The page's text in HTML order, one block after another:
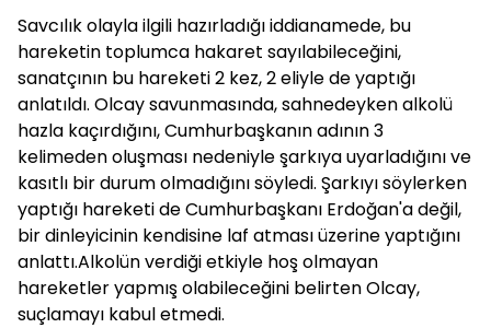
Savcılık olayla ilgili hazırladığı iddianamede, bu
hareketin toplumca hakaret sayılabileceğini,
sanatçının bu hareketi 2 kez, 2 eliyle de yaptığı
anlatıldı. Olcay savunmasında, sahnedeyken alkolü
hazla kaçırdığını, Cumhurbaşkanın adının 3
kelimeden oluşması nedeniyle şarkıya uyarladığını ve
kasıtlı bir durum olmadığını söyledi. Şarkıyı söylerken
yaptığı hareketi de Cumhurbaşkanı Erdoğan'a değil,
bir dinleyicinin kendisine laf atması üzerine yaptığını
anlattı.Alkolün verdiği etkiyle hoş olmayan
hareketler yapmış olabileceğini belirten Olcay,
suçlamayı kabul etmedi.